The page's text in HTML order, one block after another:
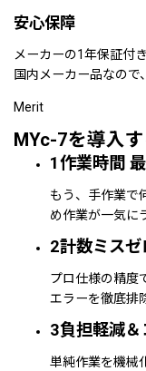
安心保障
メーカーの1年保証付き
国内メーカー品なので
Merit
MYc-7を導入
1作業時間
もう、手作業で
め作業が一気に
2計数ミスゼ
プロ仕様の精度
エラーを徹底排
3負担軽減
単純作業を機械